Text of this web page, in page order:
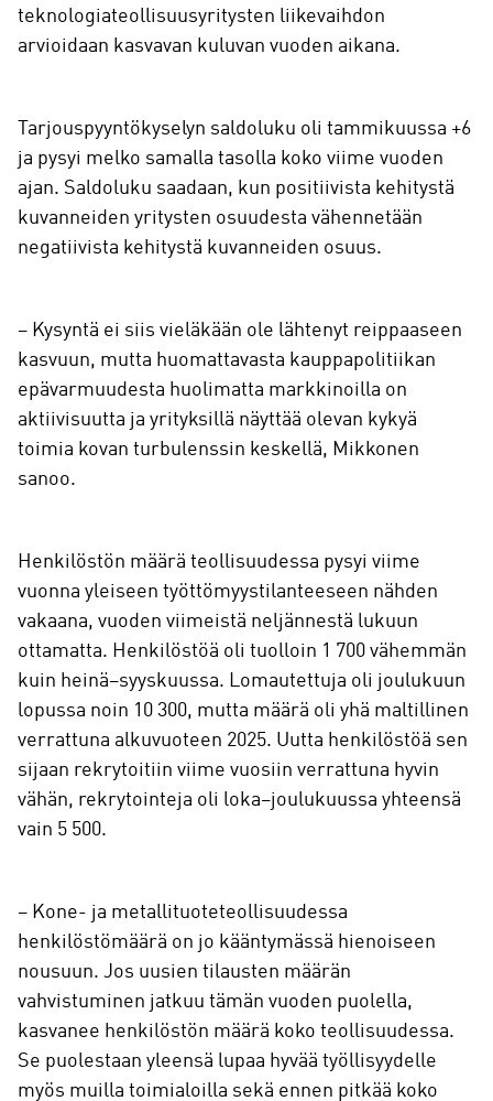
teknologiateollisuusyritysten liikevaihdon
arvioidaan kasvavan kuluvan vuoden aikana.
Tarjouspyyntökyselyn saldoluku oli tammikuussa +6
ja pysyi melko samalla tasolla koko viime vuoden
ajan. Saldoluku saadaan, kun positiivista kehitystä
kuvanneiden yritysten osuudesta vähennetään
negatiivista kehitystä kuvanneiden osuus.
– Kysyntä ei siis vieläkään ole lähtenyt reippaaseen
kasvuun, mutta huomattavasta kauppapolitiikan
epävarmuudesta huolimatta markkinoilla on
aktiivisuutta ja yrityksillä näyttää olevan kykyä
toimia kovan turbulenssin keskellä, Mikkonen
sanoo.
Henkilöstön määrä teollisuudessa pysyi viime
vuonna yleiseen työttömyystilanteeseen nähden
vakaana, vuoden viimeistä neljännestä lukuun
ottamatta. Henkilöstöä oli tuolloin 1 700 vähemmän
kuin heinä–syyskuussa. Lomautettuja oli joulukuun
lopussa noin 10 300, mutta määrä oli yhä maltillinen
verrattuna alkuvuoteen 2025. Uutta henkilöstöä sen
sijaan rekrytoitiin viime vuosiin verrattuna hyvin
vähän, rekrytointeja oli loka–joulukuussa yhteensä
vain 5 500.
– Kone- ja metallituoteteollisuudessa
henkilöstömäärä on jo kääntymässä hienoiseen
nousuun. Jos uusien tilausten määrän
vahvistuminen jatkuu tämän vuoden puolella,
kasvanee henkilöstön määrä koko teollisuudessa.
Se puolestaan yleensä lupaa hyvää työllisyydelle
myös muilla toimialoilla sekä ennen pitkää koko